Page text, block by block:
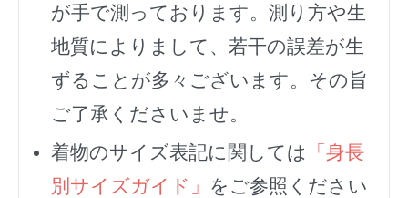
が手で測っております。測り方や生
地質によりまして、若干の誤差が生
ずることが多々ございます。その旨
ご了承くださいませ。
着物のサイズ表記に関しては
「身長
別サイズガイド」 をご参照ください